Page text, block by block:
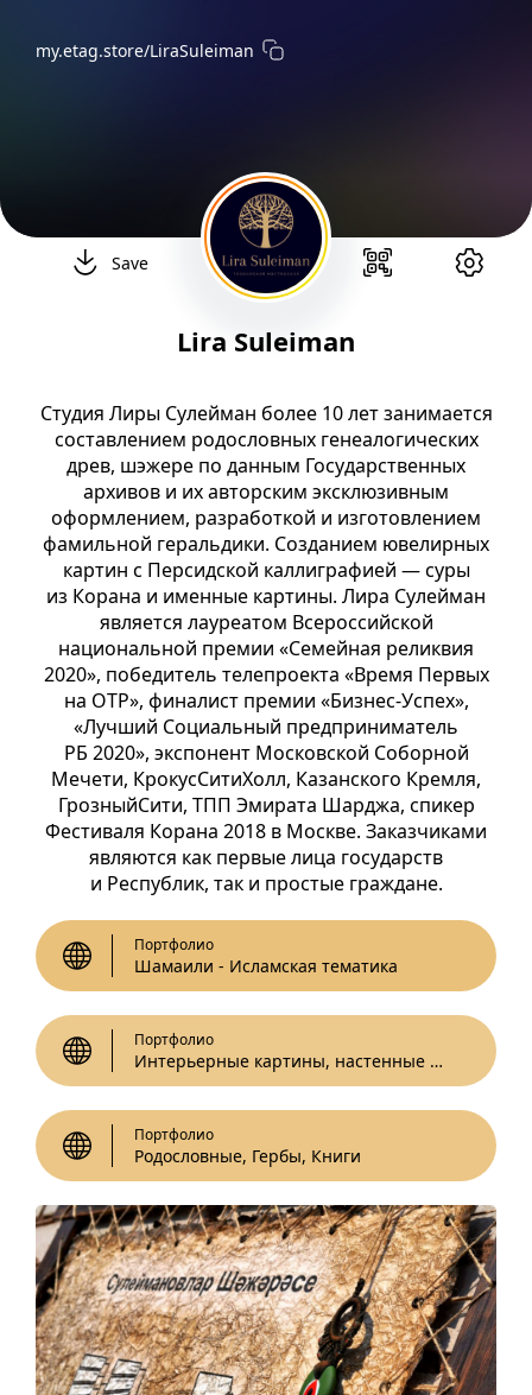
my.etag.store/LiraSuleiman
Save
Lira Suleiman
Студия Лиры Сулейман более 10 лет занимается
составлением родословных генеалогических
древ, шэжере по данным Государственных
архивов и их авторским эксклюзивным
оформлением, разработкой и изготовлением
фамильной геральдики. Созданием ювелирных
картин с Персидской каллиграфией — суры
из Корана и именные картины. Лира Сулейман
является лауреатом Всероссийской
национальной премии «Семейная реликвия
2020», победитель телепроекта «Время Первых
на ОТР», финалист премии «Бизнес-Успех»,
«Лучший Социальный предприниматель
РБ 2020», экспонент Московской Соборной
Мечети, КрокусСитиХолл, Казанского Кремля,
ГрозныйСити, ТПП Эмирата Шарджа, спикер
Фестиваля Корана 2018 в Москве. Заказчиками
являются как первые лица государств
и Республик, так и простые граждане.
Портфолио
Шамаили - Исламская тематика
Портфолио
Интерьерные картины, настенные часы
Портфолио
Родословные, Гербы, Книги